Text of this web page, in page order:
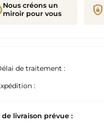
Nous créons un
miroir pour vous
shield_lock
de traitement :
:
de livraison prévue :